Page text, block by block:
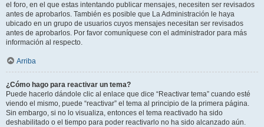
el foro, en el que estas intentando publicar mensajes, necesiten ser revisados
antes de aprobarlos. También es posible que La Administración le haya
ubicado en un grupo de usuarios cuyos mensajes necesitan ser revisados
antes de aprobarlos. Por favor comuníquese con el administrador para más
información al respecto.
Arriba
¿Cómo hago para reactivar un tema?
Puede hacerlo dándole clic al enlace que dice “Reactivar tema” cuando esté
viendo el mismo, puede “reactivar” el tema al principio de la primera página.
Sin embargo, si no lo visualiza, entonces el tema reactivado ha sido
deshabilitado o el tiempo para poder reactivarlo no ha sido alcanzado aún.